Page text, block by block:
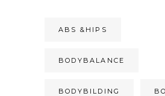
ABS &HIPS
BODYBALANCE
BODYBILDING